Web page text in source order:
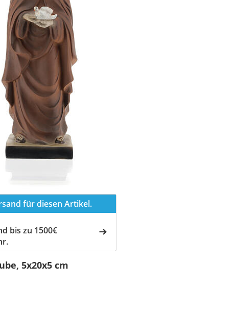
für diesen Artikel.
bis zu 1500€
5x20x5 cm